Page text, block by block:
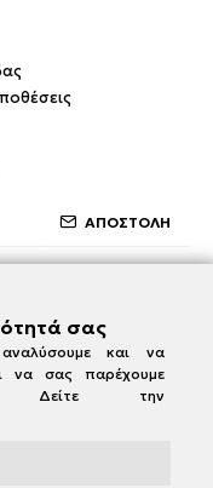
ΑΠΟΣΤΟΛΗ
σας
και να
να σας παρέχουμε
Δείτε την